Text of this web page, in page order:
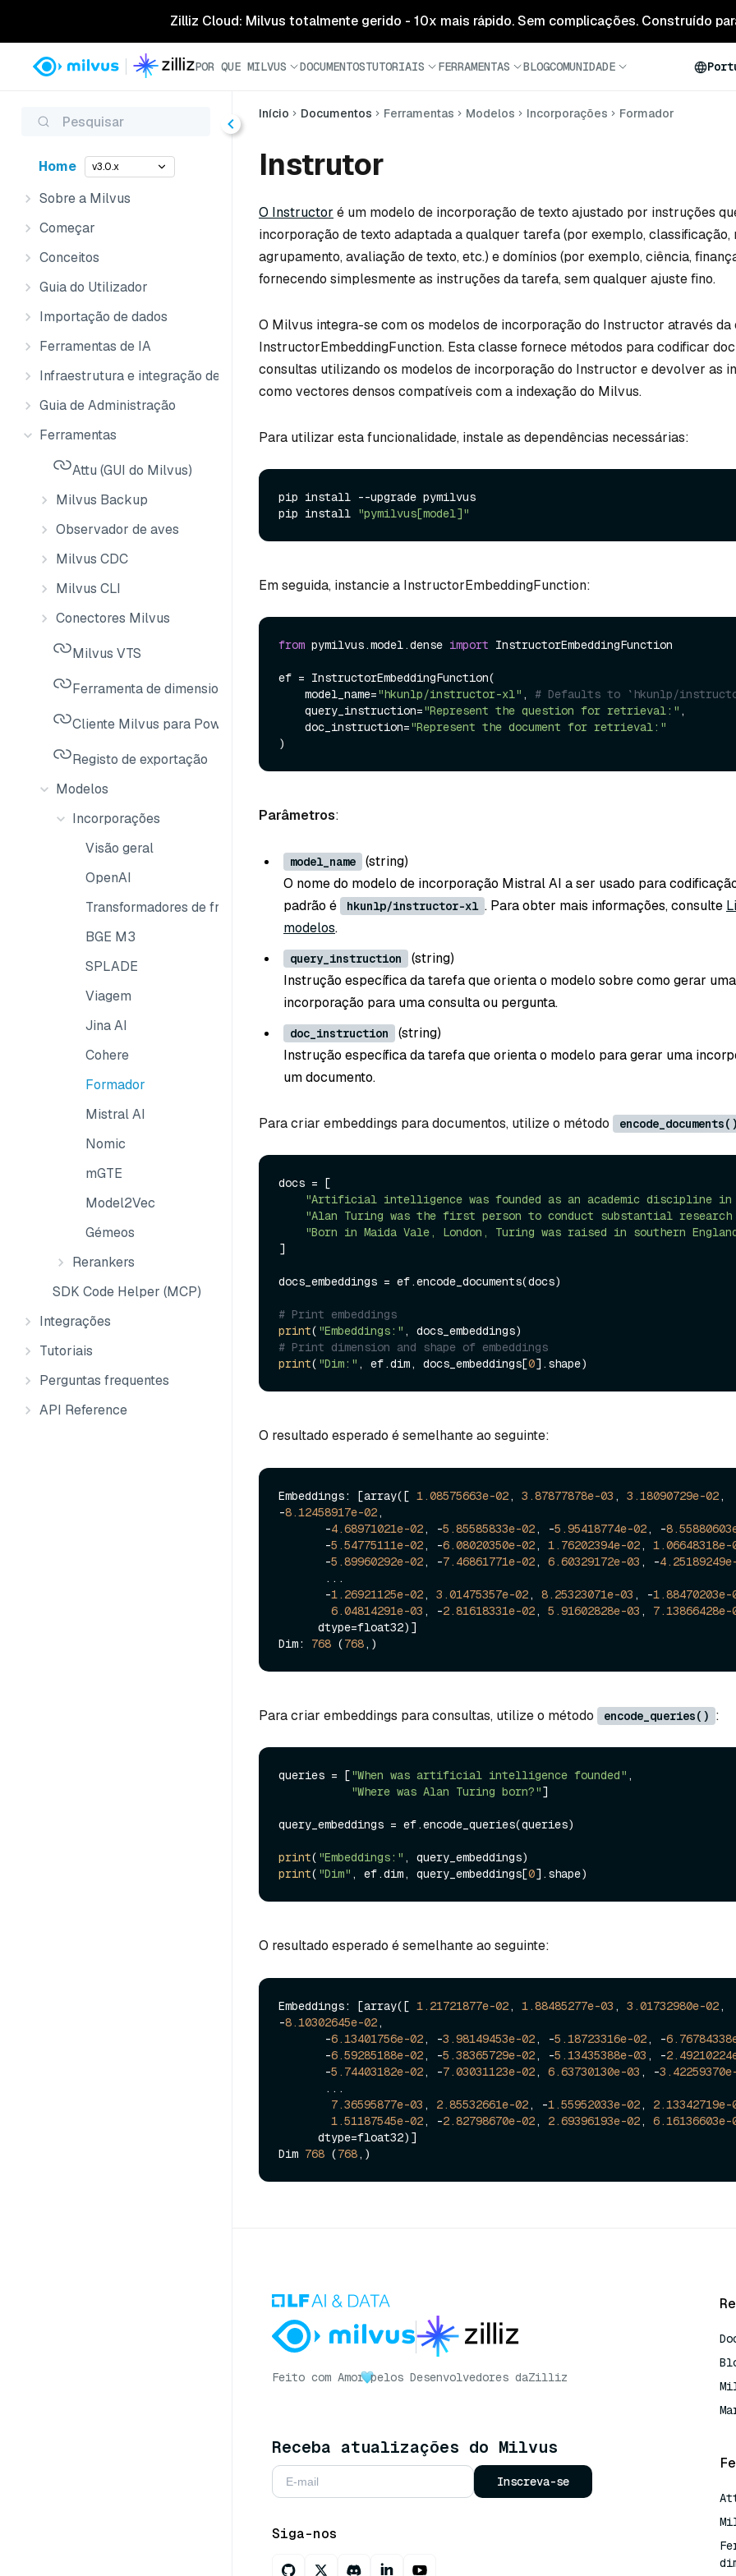
Zilliz Cloud: Milvus totalmente gerido - 10x mais rápido. Sem complicações. Construído
POR QUE MILVUS DOCUMENTOSTUTORIAIS FERRAMENTAS BLOGCOMUNIDADE
Pesquisar
Home v3.0.x
Sobre a Milvus
Começar
Conceitos
Guia do Utilizador
Importação de dados
Ferramentas de IA
Infraestrutura e integração de dados
Guia de Administração
Ferramentas
Attu (GUI do Milvus)
Milvus Backup
Observador de aves
Milvus CDC
Milvus CLI
Conectores Milvus
Milvus VTS
Ferramenta de dimensionamento Milvus
Cliente Milvus para PowerShell
Registo de exportação
Modelos
Incorporações
Visão geral
OpenAI
Transformadores de frases
BGE M3
SPLADE
Viagem
Jina AI
Cohere
Formador
Mistral AI
Nomic
mGTE
Model2Vec
Gémeos
Rerankers
SDK Code Helper (MCP)
Integrações
Tutoriais
Perguntas frequentes
API Reference
Início Documentos Ferramentas Modelos Incorporações Formador
Instrutor
O Instructor é um modelo de incorporação de texto ajustado por instruções
incorporação de texto adaptada a qualquer tarefa (por exemplo, classificação,
agrupamento, avaliação de texto, etc.) e domínios (por exemplo, ciência,
fornecendo simplesmente as instruções da tarefa, sem qualquer ajuste fino.
O Milvus integra-se com os modelos de incorporação do Instructor através da
InstructorEmbeddingFunction. Esta classe fornece métodos para codificar
consultas utilizando os modelos de incorporação do Instructor e devolver as
como vectores densos compatíveis com a indexação do Milvus.
Para utilizar esta funcionalidade, instale as dependências necessárias:
pip install --upgrade pymilvus
pip install "pymilvus[model]"
Em seguida, instancie a InstructorEmbeddingFunction:
from pymilvus.model.dense import InstructorEmbeddingFunction
ef = InstructorEmbeddingFunction(
    model_name=
"hkunlp/instructor-xl" , # Defaults to `hkunlp/
    query_instruction=
"Represent the question for retrieval:" ,
    doc_instruction=
"Represent the document for retrieval:"
Parâmetros:
model_name (string)
O nome do modelo de incorporação Mistral AI a ser usado para
padrão é
hkunlp/instructor-xl . Para obter mais informações, consulte
modelos.
query_instruction (string)
Instrução específica da tarefa que orienta o modelo sobre como gerar uma
incorporação para uma consulta ou pergunta.
doc_instruction (string)
Instrução específica da tarefa que orienta o modelo para gerar uma
um documento.
Para criar embeddings para documentos, utilize o método encode_documents()
docs = [
"Artificial intelligence was founded as an academic discipline in
"Alan Turing was the first person to conduct substantial
"Born in Maida Vale, London, Turing was raised in southern
]
docs_embeddings = ef.encode_documents(docs)
# Print embeddings
print( "Embeddings:"
# Print dimension and shape of embeddings
print( "Dim:" , ef.dim, docs_embeddings[0
O resultado esperado é semelhante ao seguinte:
Embeddings: [array([ 1.08575663e-02, 3.87877878e-03 , 3.18090729e-02,
-8.12458917e-02,
       -
4.68971021e-02, -5.85585833e-02, -5.95418774e-02, -
       -
5.54775111e-02, -6.08020350e-02, 1.76202394e-02, 1.06648318e-
       -
5.89960292e-02, -7.46861771e-02, 6.60329172e-03 , -
       -
1.26921125e-02, 3.01475357e-02, 8.25323071e-03 , -1.88470203e-
6.04814291e-03 , -2.81618331e-02, 5.91602828e-03 , 7.13866428e-
Dim: 768 (768
Para criar embeddings para consultas, utilize o método encode_queries() :
queries = ["When was artificial intelligence founded" ,
"Where was Alan Turing born?"]
query_embeddings = ef.encode_queries(queries)
print( "Embeddings:"
print( "Dim" , ef.dim, query_embeddings[0
O resultado esperado é semelhante ao seguinte:
Embeddings: [array([ 1.21721877e-02, 1.88485277e-03 , 3.01732980e-02,
-8.10302645e-02,
       -
6.13401756e-02, -3.98149453e-02, -5.18723316e-02, -
       -
6.59285188e-02, -5.38365729e-02, -5.13435388e-03 , -
       -
5.74403182e-02, -7.03031123e-02, 6.63730130e-03 , -
7.36595877e-03 , 2.85532661e-02, -1.55952033e-02, 2.13342719e-
1.51187545e-02, -2.82798670e-02, 2.69396193e-02, 6.16136603e-
Dim 768 (768
Feito com Amor pelos Desenvolvedores daZilliz
Receba atualizações do Milvus
Inscreva-se
Siga-nos